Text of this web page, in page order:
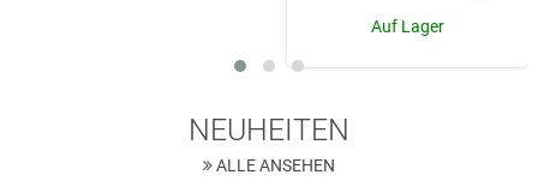
Auf Lager
NEUHEITEN
ALLE ANSEHEN